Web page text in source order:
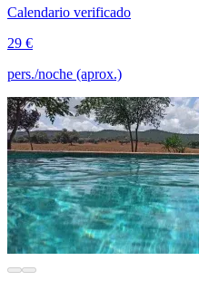
Calendario verificado
29 €
pers./noche (aprox.)